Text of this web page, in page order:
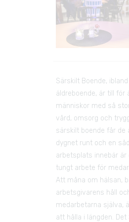
Särskilt Boende,
äldre­boende, är till för
människor med så
vård, omsorg och
särskilt boende får de
dygnet runt och en
arbetsplats innebär
tungt arbete för
Att måna om hälsan,
arbetsgivarens håll
medarbetarna själva,
att hålla i längden. Det